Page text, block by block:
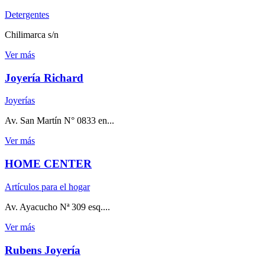
Detergentes
Chilimarca s/n
Ver más
Joyería Richard
Joyerías
Av. San Martín N° 0833 en...
Ver más
HOME CENTER
Artículos para el hogar
Av. Ayacucho Nª 309 esq....
Ver más
Rubens Joyería